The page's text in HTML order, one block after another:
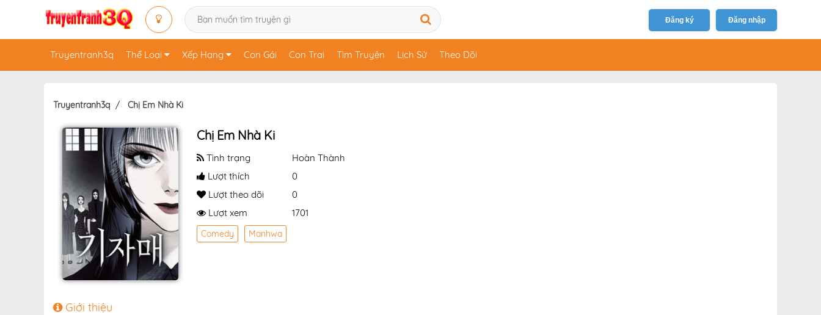
Đăng ký Đăng nhập
Truyentranh3q Thể Loại Xếp Hạng Con Gái Con Trai Tìm Truyện Lịch Sử Theo Dõi
Truyentranh3q Chị Em Nhà Ki
Chị Em Nhà Ki
Tình trạng
Hoàn Thành
Lượt thích
0
Lượt theo dõi
0
Lượt xem
1701
Comedy Manhwa
Giới thiệu